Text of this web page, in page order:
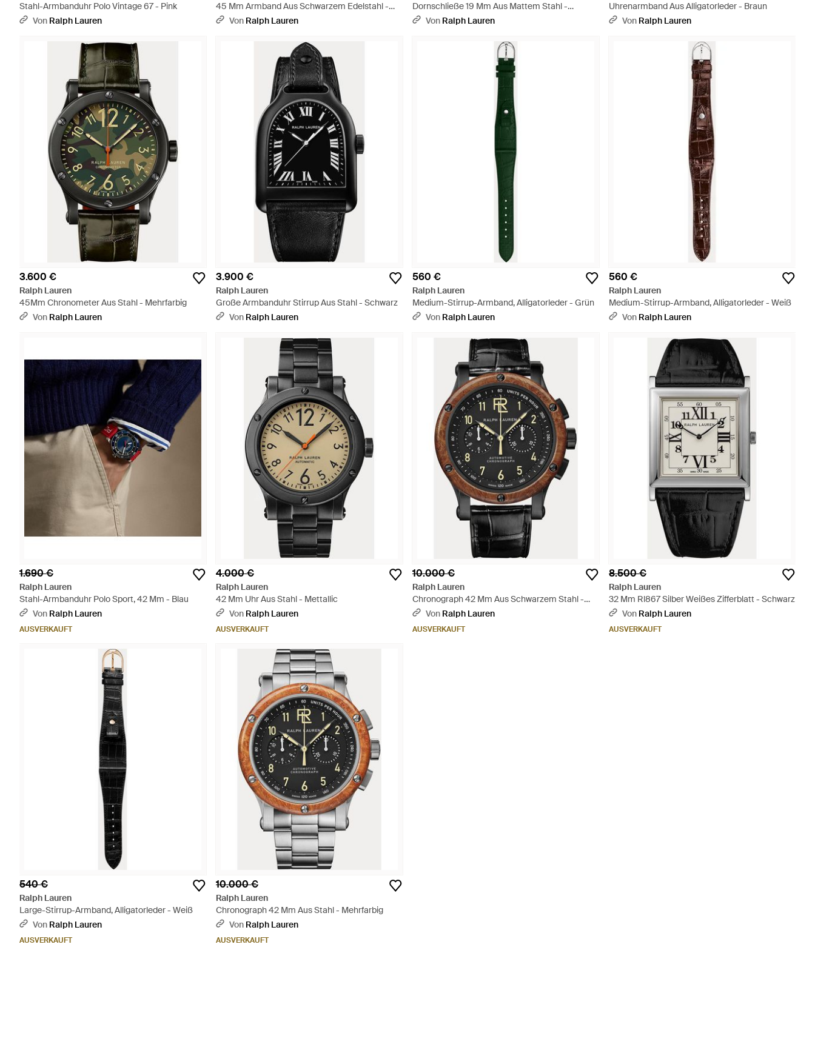
Stahl-Armbanduhr Polo Vintage 67 - Pink
Von Ralph Lauren
45 Mm Armband Aus Schwarzem Edelstahl -
Schwarz
Von Ralph Lauren
Dornschließe 19 Mm Aus Mattem Stahl -
Schwarz
Von Ralph Lauren
Uhrenarmband Aus Alligatorleder - Braun
Von Ralph Lauren
3.600 €
Ralph Lauren
45Mm Chronometer Aus Stahl - Mehrfarbig
Von Ralph Lauren
3.900 €
Ralph Lauren
Große Armbanduhr Stirrup Aus Stahl - Schwarz
Von Ralph Lauren
560 €
Ralph Lauren
Medium-Stirrup-Armband, Alligatorleder - Grün
Von Ralph Lauren
560 €
Ralph Lauren
Medium-Stirrup-Armband, Alligatorleder - Weiß
Von Ralph Lauren
1.690 €
Ralph Lauren
Stahl-Armbanduhr Polo Sport, 42 Mm - Blau
Von Ralph Lauren
AUSVERKAUFT
4.000 €
Ralph Lauren
42 Mm Uhr Aus Stahl - Mettallic
Von Ralph Lauren
AUSVERKAUFT
10.000 €
Ralph Lauren
Chronograph 42 Mm Aus Schwarzem Stahl -
Schwarz
Von Ralph Lauren
AUSVERKAUFT
8.500 €
Ralph Lauren
32 Mm Rl867 Silber Weißes Zifferblatt - Schwarz
Von Ralph Lauren
AUSVERKAUFT
540 €
Ralph Lauren
Large-Stirrup-Armband, Alligatorleder - Weiß
Von Ralph Lauren
AUSVERKAUFT
10.000 €
Ralph Lauren
Chronograph 42 Mm Aus Stahl - Mehrfarbig
Von Ralph Lauren
AUSVERKAUFT